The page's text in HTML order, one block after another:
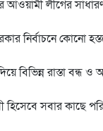
লীগের
নির্বাচনে কোনো
বিভিন্ন রাস্তা বন্ধ
হিসেবে সবার